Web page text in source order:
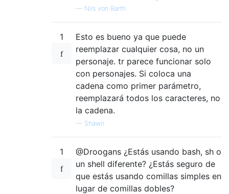
— Nils von Barth
1
Esto es bueno ya que puede
reemplazar cualquier cosa, no un
personaje. tr parece funcionar solo
con personajes. Si coloca una
cadena como primer parámetro,
reemplazará todos los caracteres, no
la cadena.
— Shawn
1
@Droogans ¿Estás usando bash, sh o
un shell diferente? ¿Estás seguro de
que estás usando comillas simples en
lugar de comillas dobles?